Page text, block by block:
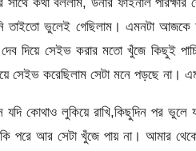
তাইতো ভুলেই গেছিলাম। এমনটা আজকে
দিয়ে সেইভ করার মতো খুঁজে কিছুই
সেইভ করেছিলাম সেটা মনে পড়ছে
যদি কোথাও লুকিয়ে রাখি,কিছুদিন পর
পরে আর সেটা খুঁজে পায় না। আমার